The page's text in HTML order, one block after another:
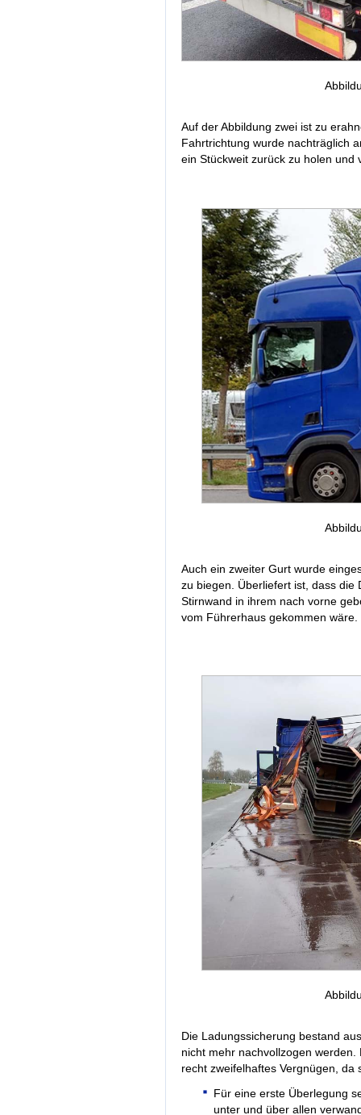
Auf der Abbildung zwei ist zu
Fahrtrichtung wurde nachträglich
ein Stückweit zurück zu holen und
Auch ein zweiter Gurt wurde
zu biegen. Überliefert ist, dass die
Stirnwand in ihrem nach vorne
vom Führerhaus gekommen wäre.
Die Ladungssicherung bestand
nicht mehr nachvollzogen
recht zweifelhaftes Vergnügen, da
Für eine erste Überlegung
unter und über allen